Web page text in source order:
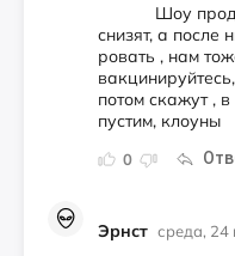
0
Шоу
сни­зят, а пос­ле
ро­вать , нам
по­том ска­жут ,
пус­тим, кло­уны
Эрнст среда, 24